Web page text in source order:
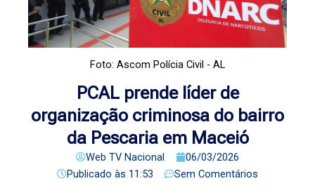
Foto: Ascom Polícia Civil - AL
PCAL prende líder de
organização criminosa do bairro
da Pescaria em Maceió
Web TV Nacional
06/03/2026
Publicado às 11:53 Sem Comentários